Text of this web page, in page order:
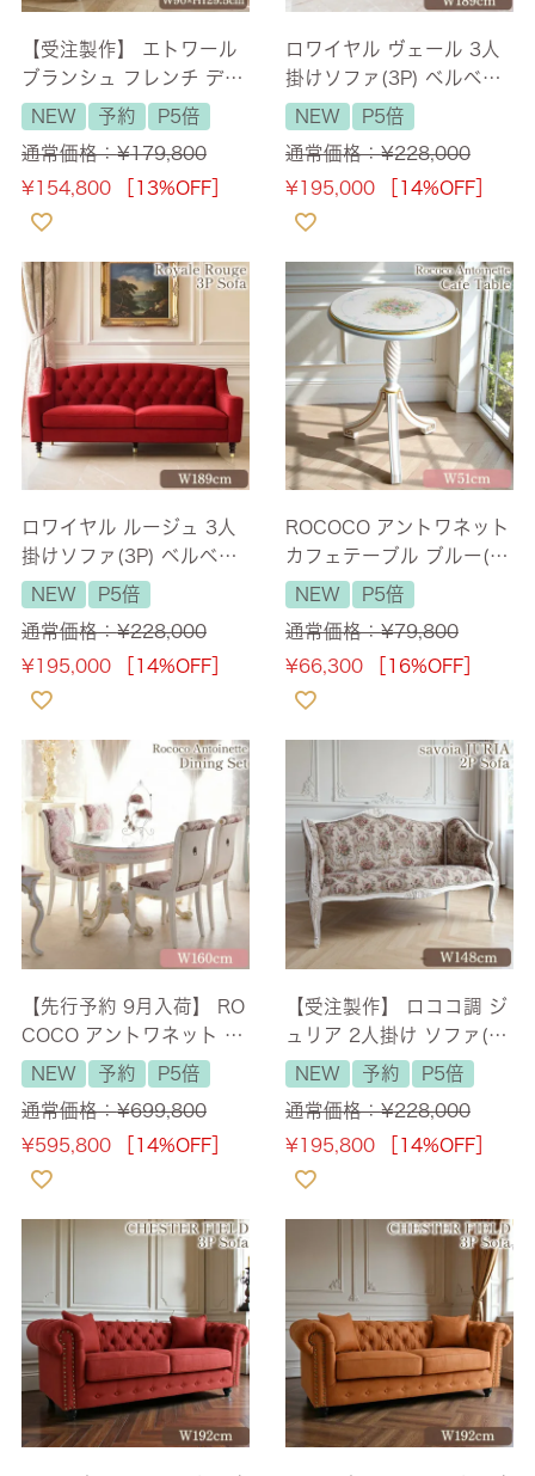
【受注製作】 エトワール
ブランシュ フレンチ ディ
スプレイキャビネット ア
イボリーホワイト 幅90c
m 【送料無料/設置サービ
ス付】
NEW 予約
P5倍
通常価格：¥179,800
¥154,800 ［13%OFF］
ロワイヤル ヴェール 3人
掛けソファ(3P) ベルベッ
ト グリーン 幅189cm
【送料無料/設置サービス
付】
NEW
P5倍
通常価格：¥228,000
¥195,000 ［14%OFF］
ロワイヤル ルージュ 3人
掛けソファ(3P) ベルベッ
ト レッド 幅189cm 【送
料無料/設置サービス付】
NEW
P5倍
通常価格：¥228,000
¥195,000 ［14%OFF］
ROCOCO アントワネット
カフェテーブル ブルー(ガ
ラス天板付) 幅51cm 【送
料無料】 [Y]
NEW
P5倍
通常価格：¥79,800
¥66,300 ［16%OFF］
【先行予約 9月入荷】 RO
COCO アントワネット ダ
イニングセット 5P 4人掛
け オーバル(天板ガラス
付) 幅160cm 【送料無料/
設置サービス付】
NEW 予約
P5倍
通常価格：¥699,800
¥595,800 ［14%OFF］
【受注製作】 ロココ調 ジ
ュリア 2人掛け ソファ(2
P) ゴブラン ホワイト 幅1
48cm 【送料無料/設置サ
ービス付】
NEW 予約
P5倍
通常価格：¥228,000
¥195,800 ［14%OFF］